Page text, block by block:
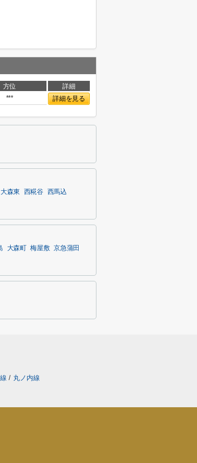
方位
詳細
*** 詳細を見る
大森東 西糀谷
西馬込
大森町 梅屋敷 京急蒲田
/ 丸ノ内線